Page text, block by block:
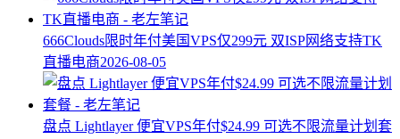
666Clouds限时年付美国VPS仅299元 双ISP网络支持TK
直播电商2026-08-05
盘点 Lightlayer 便宜VPS年付$24.99 可选不限流量计划套